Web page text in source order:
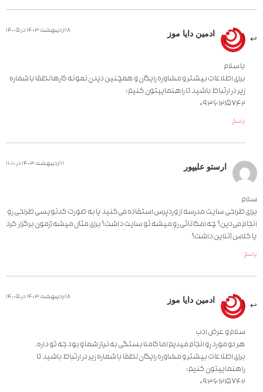
ادمین دایا موز 18 اردیبهشت 1403 در 14:05
با سلام
برای اطلاعات بیشتر و مشاوره رایگان و همچنین دیدن نمونه کارها لطفا با شماره
زیر در ارتباط باشید تا راهنماییتون کنیم:
09361215742
پاسخ
ارستو علیپور 11 اردیبهشت 1403 در 11:10
سلام
برای طراحی سایت مدرسه از وردپرس استفاده می‌کنید یا به صورت کدنویسی طراحی رو
انجام می‌دین؟ چه امکاناتی رو میشه تو سایت داشت؟ برای مثال میشه آزمون برگزار کرد
یا کلاس آنلاین داشت؟
پاسخ
ادمین دایا موز 18 اردیبهشت 1403 در 14:05
سلام و عرض ادب
هر دو مورد رو انجام میدیم اما کاملا بستگی به نیاز شما و بودجه تو داره.
برای اطلاعات بیشتر و مشاوره رایگان لطفا با شماره زیر در ارتباط باشید تا
راهنماییتون کنیم:
09361215742